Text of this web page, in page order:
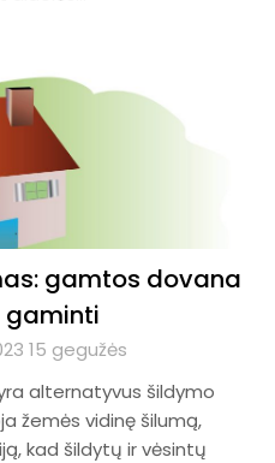
gamtos dovana
gaminti
15 gegužės
alternatyvus šildymo
žemės vidinę šilumą,
kad šildytų ir vėsintų